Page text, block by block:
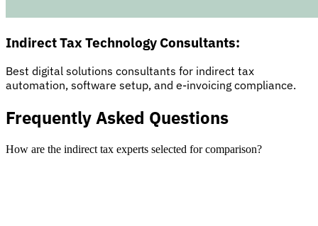
Indirect Tax Technology Consultants:
Best digital solutions consultants for indirect tax
automation, software setup, and e-invoicing compliance.
Frequently Asked Questions
How are the indirect tax experts selected for comparison?